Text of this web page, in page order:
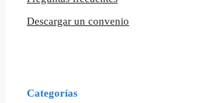
Descargar un convenio
Categorías